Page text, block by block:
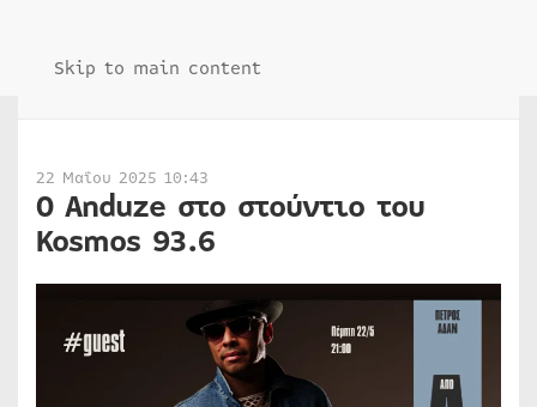
Skip to main content
22 Μαΐου 2025 10:43
Ο Anduze στο στούντιο του
Kosmos 93.6